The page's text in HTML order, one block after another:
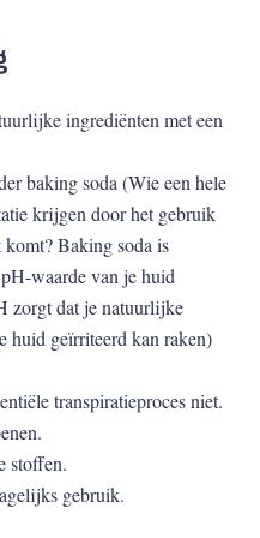
ingrediënten met een
baking soda (Wie een hele
krijgen door het gebruik
Baking soda is
waarde van je huid
zorgt dat je natuurlijke
huid geïrriteerd kan raken)
transpiratieproces niet.
stoffen.
gebruik.